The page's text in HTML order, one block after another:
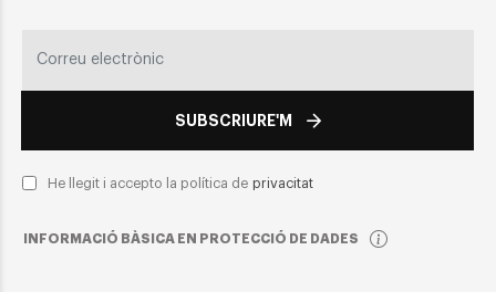
SUBSCRIURE'M
He llegit i accepto la política de privacitat
INFORMACIÓ BÀSICA EN PROTECCIÓ DE DADES